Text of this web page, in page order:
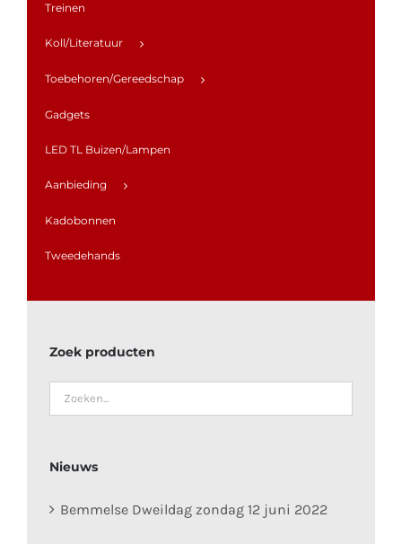
Treinen
Koll/Literatuur
Toebehoren/Gereedschap
Gadgets
LED TL Buizen/Lampen
Aanbieding
Kadobonnen
Tweedehands
Zoek producten
Nieuws
Bemmelse Dweildag zondag 12 juni 2022